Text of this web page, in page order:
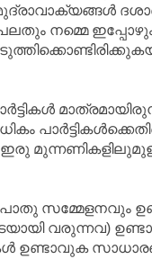
നമ്മെ
മുന്നണി
സമ്മേളനവും
വരുന്നവ)
ഉണ്ടാവുക